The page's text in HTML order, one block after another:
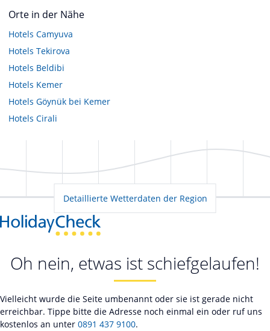
Orte in der Nähe
Hotels Camyuva
Hotels Tekirova
Hotels Beldibi
Hotels Kemer
Hotels Göynük bei Kemer
Hotels Cirali
Detaillierte Wetterdaten der Region
Oh nein, etwas ist schiefgelaufen!
Vielleicht wurde die Seite umbenannt oder sie ist gerade nicht
erreichbar. Tippe bitte die Adresse noch einmal ein oder ruf uns
kostenlos an unter 0891 437 9100.